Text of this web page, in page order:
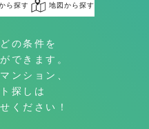
ら探す 地図から探す
の条件を
できます。
ンション、
探しは
ください！